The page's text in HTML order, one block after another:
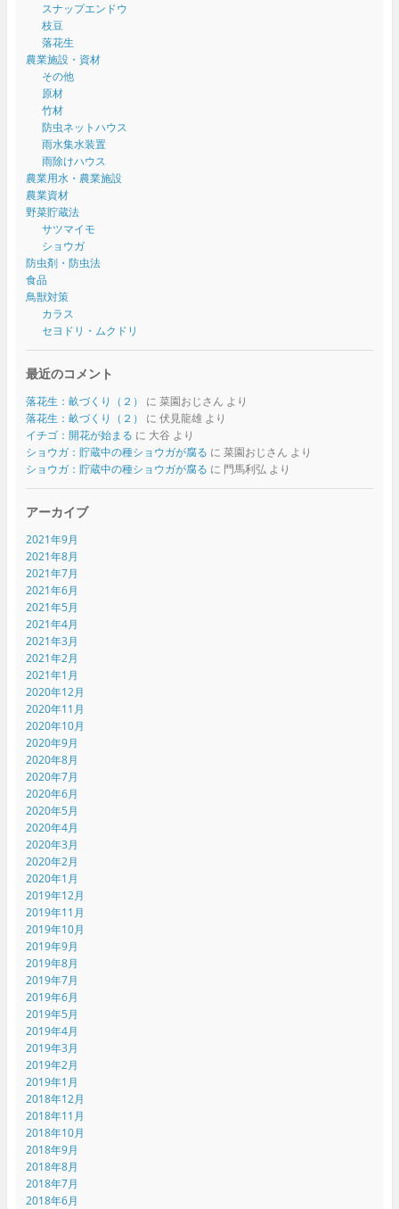
スナップエンドウ
枝豆
落花生
農業施設・資材
その他
原材
竹材
防虫ネットハウス
雨水集水装置
雨除けハウス
農業用水・農業施設
農業資材
野菜貯蔵法
サツマイモ
ショウガ
防虫剤・防虫法
食品
鳥獣対策
カラス
セヨドリ・ムクドリ
最近のコメント
落花生：畝づくり（２） に 菜園おじさん より
落花生：畝づくり（２）
に 伏見龍雄より
イチゴ：開花が始まる に 大谷 より
ショウガ：貯蔵中の種ショウガが腐る に 菜園おじさん より
ショウガ：貯蔵中の種ショウガが腐る に 門馬利弘 より
アーカイブ
2021年9月
2021年8月
2021年7月
2021年6月
2021年5月
2021年4月
2021年3月
2021年2月
2021年1月
2020年12月
2020年11月
2020年10月
2020年9月
2020年8月
2020年7月
2020年6月
2020年5月
2020年4月
2020年3月
2020年2月
2020年1月
2019年12月
2019年11月
2019年10月
2019年9月
2019年8月
2019年7月
2019年6月
2019年5月
2019年4月
2019年3月
2019年2月
2019年1月
2018年12月
2018年11月
2018年10月
2018年9月
2018年8月
2018年7月
2018年6月